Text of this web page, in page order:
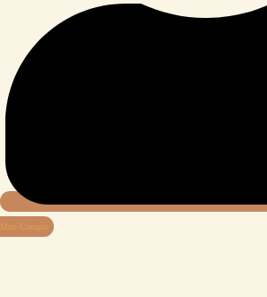
Mon Compte